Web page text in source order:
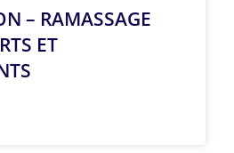
– RAMASSAGE
ET